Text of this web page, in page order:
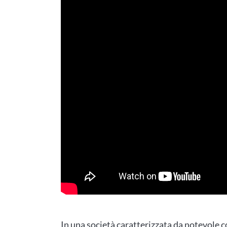
In una società caratterizzata da notevole